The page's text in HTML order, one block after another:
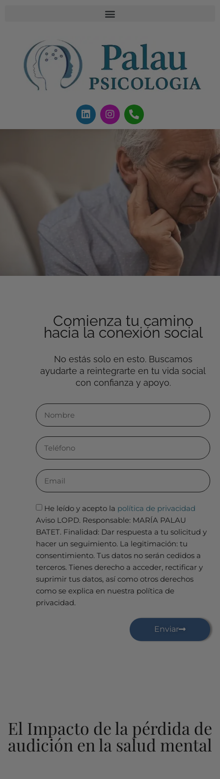
Comienza tu camino
hacia la conexión social
No estás solo en esto. Buscamos
ayudarte a reintegrarte en tu vida social
con confianza y apoyo.
He leído y acepto la política de privacidad
Aviso LOPD. Responsable: MARÍA PALAU
BATET. Finalidad: Dar respuesta a tu solicitud y
hacer un seguimiento. La legitimación: tu
consentimiento. Tus datos no serán cedidos a
terceros. Tienes derecho a acceder, rectificar y
suprimir tus datos, así como otros derechos
como se explica en nuestra política de
privacidad.
Enviar
El Impacto de la pérdida de
audición en la salud mental